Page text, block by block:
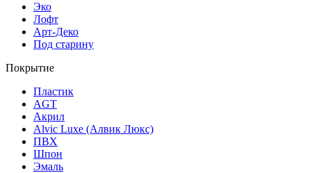
Эко
Лофт
Арт-Деко
Под старину
Покрытие
Пластик
AGT
Акрил
Alvic Luxe (Алвик Люкс)
ПВХ
Шпон
Эмаль